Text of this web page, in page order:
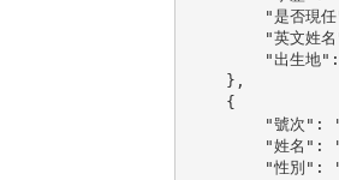
"是否現
"英文姓
"出生地
    },
    {
"號次":
"姓名":
"性別":